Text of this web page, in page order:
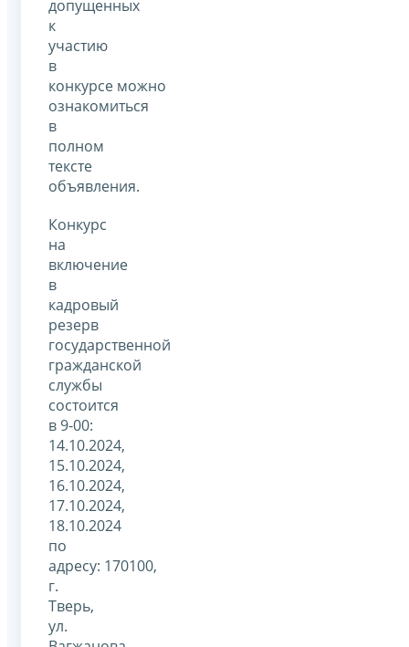
допущенных
к
участию
в
конкурсе можно
ознакомиться
в
полном
тексте
объявления.
Конкурс
на
включение
в
кадровый
резерв
государственной
гражданской
службы
состоится
в 9-00:
14.10.2024,
15.10.2024,
16.10.2024,
17.10.2024,
18.10.2024
по
адресу: 170100,
г.
Тверь,
ул.